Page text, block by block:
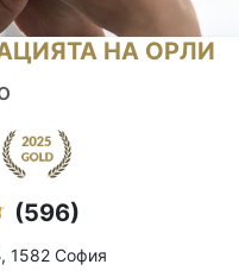
НА ОРЛИ
(596)
1582 София